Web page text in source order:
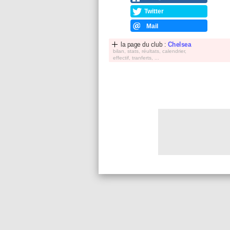
Twitter
Mail
la page du club : Chelsea
bilan, stats, réultats, calendrier,
effectif, tranferts, ...